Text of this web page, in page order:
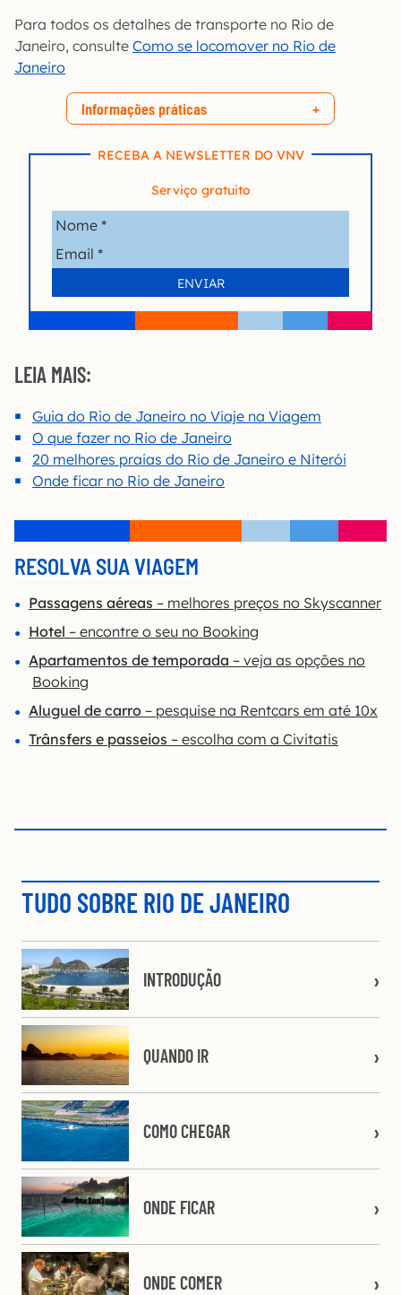
Para todos os detalhes de transporte no Rio de
Janeiro, consulte Como se locomover no Rio de
Janeiro
Informações práticas
RECEBA A NEWSLETTER DO VNV
Serviço gratuito
LEIA MAIS:
Guia do Rio de Janeiro no Viaje na Viagem
O que fazer no Rio de Janeiro
20 melhores praias do Rio de Janeiro e Niterói
Onde ficar no Rio de Janeiro
RESOLVA SUA VIAGEM
Passagens aéreas – melhores preços no Skyscanner
Hotel – encontre o seu no Booking
Apartamentos de temporada – veja as opções no
Booking
Aluguel de carro – pesquise na Rentcars em até 10x
Trânsfers e passeios – escolha com a Civitatis
TUDO SOBRE RIO DE JANEIRO
INTRODUÇÃO
QUANDO IR
COMO CHEGAR
ONDE FICAR
ONDE COMER